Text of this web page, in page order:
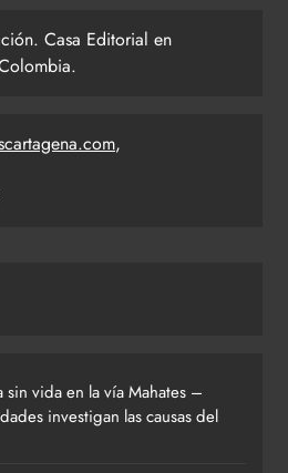
Casa Editorial en
,
sin vida en la vía Mahates –
investigan las causas del